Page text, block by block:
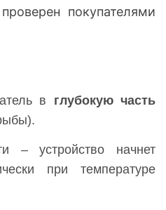
покупателями
в глубокую часть
– устройство начнет
при температуре